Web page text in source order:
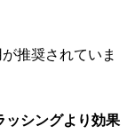
推奨されていま
ッシングより効果